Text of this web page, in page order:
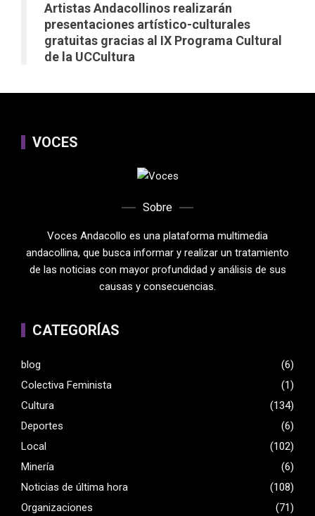
Artistas Andacollinos realizarán
presentaciones artístico-culturales
gratuitas gracias al IX Programa Cultural
de la UCCultura
VOCES
Sobre
Voces Andacollo es una plataforma multimedia
andacollina, que busca informar y realizar un tratamiento
de las noticias con mayor profundidad y análisis de sus
causas y consecuencias.
CATEGORÍAS
blog
(6)
Colectiva Feminista
(1)
Cultura
(134)
Deportes
(6)
Local
(102)
Minería
(6)
Noticias de última hora
(108)
Organizaciones
(71)